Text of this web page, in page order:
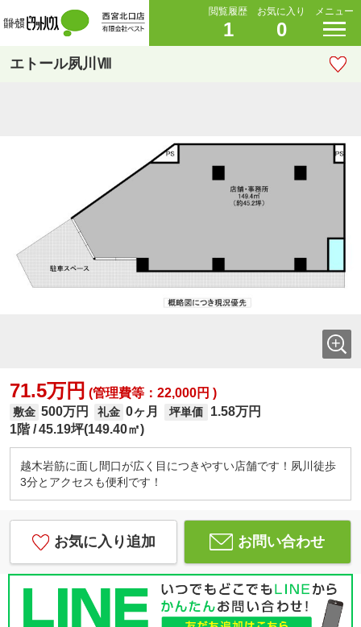
閲覧履歴
1
お気に入り
0
メニュー
エトール夙川Ⅷ
71.5万円 (管理費等：22,000円 )
敷金 500万円 礼金 0ヶ月 坪単価
1.58万円
1階 45.19坪(149.40㎡)
越木岩筋に面し間口が広く目につきやすい店舗です！夙川徒歩
3分とアクセスも便利です！
お気に入り追加 お問い合わせ